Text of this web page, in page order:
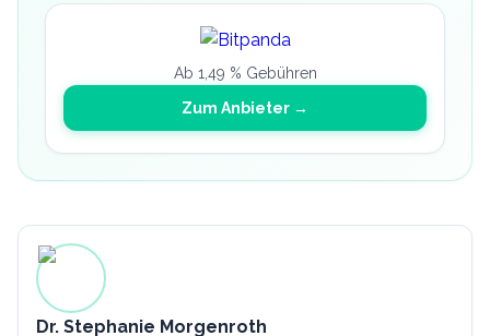
Ab 1,49 % Gebühren
Zum Anbieter →
Dr. Stephanie Morgenroth